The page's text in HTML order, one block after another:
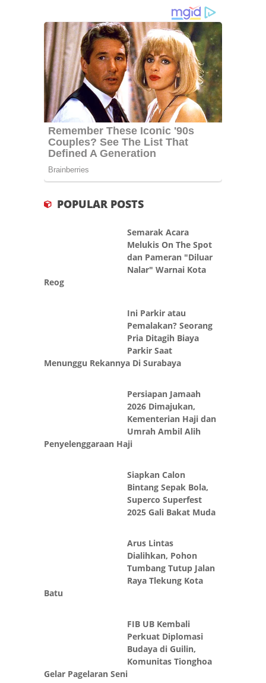
POPULAR POSTS
Semarak Acara
Melukis On The Spot
dan Pameran "Diluar
Nalar" Warnai Kota
Reog
Ini Parkir atau
Pemalakan? Seorang
Pria Ditagih Biaya
Parkir Saat
Menunggu Rekannya Di Surabaya
Persiapan Jamaah
2026 Dimajukan,
Kementerian Haji dan
Umrah Ambil Alih
Penyelenggaraan Haji
Siapkan Calon
Bintang Sepak Bola,
Superco Superfest
2025 Gali Bakat Muda
Arus Lintas
Dialihkan, Pohon
Tumbang Tutup Jalan
Raya Tlekung Kota
Batu
FIB UB Kembali
Perkuat Diplomasi
Budaya di Guilin,
Komunitas Tionghoa
Gelar Pagelaran Seni